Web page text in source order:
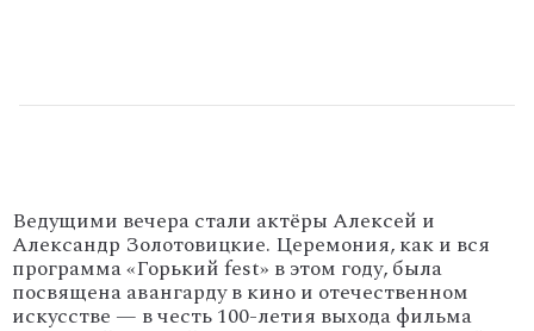
Ведущими вечера стали актёры Алексей и
Александр Золотовицкие. Церемония, как и вся
программа «Горький fest» в этом году, была
посвящена авангарду в кино и отечественном
искусстве — в честь 100-летия выхода фильма